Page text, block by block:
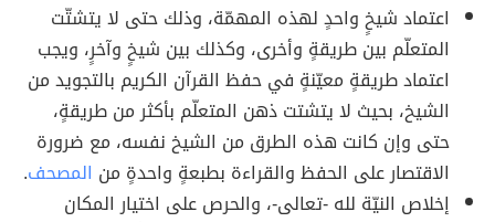
اعتماد شيخٍ واحدٍ لهذه المهمّة، وذلك حتى لا يتشتّت
المتعلّم بين طريقةٍ وأخرى، وكذلك بين شيخٍ وآخرٍ، ويجب
اعتماد طريقةٍ معيّنةٍ في حفظ القرآن الكريم بالتجويد من
الشيخ، بحيث لا يتشتت ذهن المتعلّم بأكثر من طريقةٍ،
حتى وإن كانت هذه الطرق من الشيخ نفسه، مع ضرورة
الاقتصار على الحفظ والقراءة بطبعةٍ واحدةٍ من المصحف.
إخلاص النيّة لله -تعالى-، والحرص على اختيار المكان